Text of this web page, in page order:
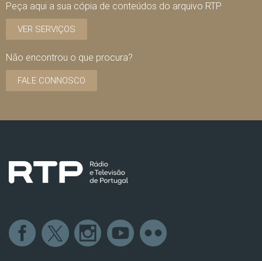
Peça aqui a sua cópia de conteúdos do arquivo RTP
VER SERVIÇOS
Não encontrou o que procura?
FALE CONNOSCO